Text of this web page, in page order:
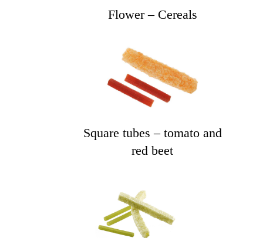
Flower – Cereals
Square tubes – tomato and
red beet